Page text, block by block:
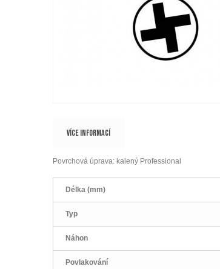
VÍCE INFORMACÍ
Povrchová úprava: kalený Professional
Délka (mm)
Typ
Náhon
Povlakování